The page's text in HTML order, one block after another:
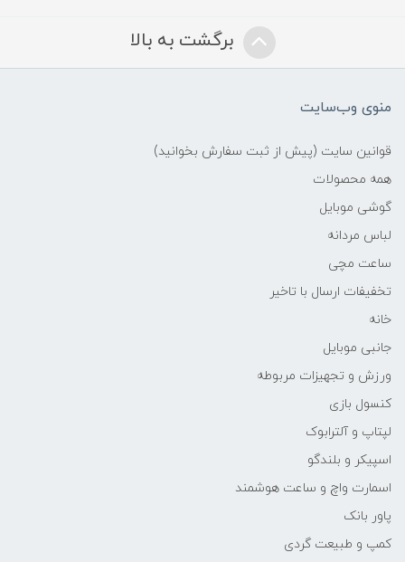
برگشت به بالا
منوی وب‌سایت
قوانین سایت (پیش از ثبت سفارش بخوانید)
همه محصولات
گوشی موبایل
لباس مردانه
ساعت مچی
تخفیفات ارسال با تاخیر
خانه
جانبی موبایل
ورزش و تجهیزات مربوطه
کنسول بازی
لپتاپ و آلترابوک
اسپیکر و بلندگو
اسمارت واچ و ساعت هوشمند
پاور بانک
کمپ و طبیعت گردی